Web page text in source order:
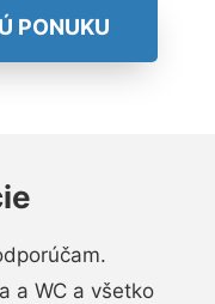
PONUKU
a WC a všetko